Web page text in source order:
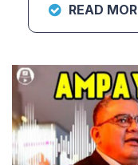
READ